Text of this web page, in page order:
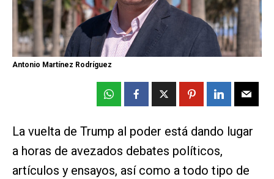
Antonio Martínez Rodríguez
La vuelta de Trump al poder está dando lugar
a horas de avezados debates políticos,
artículos y ensayos, así como a todo tipo de